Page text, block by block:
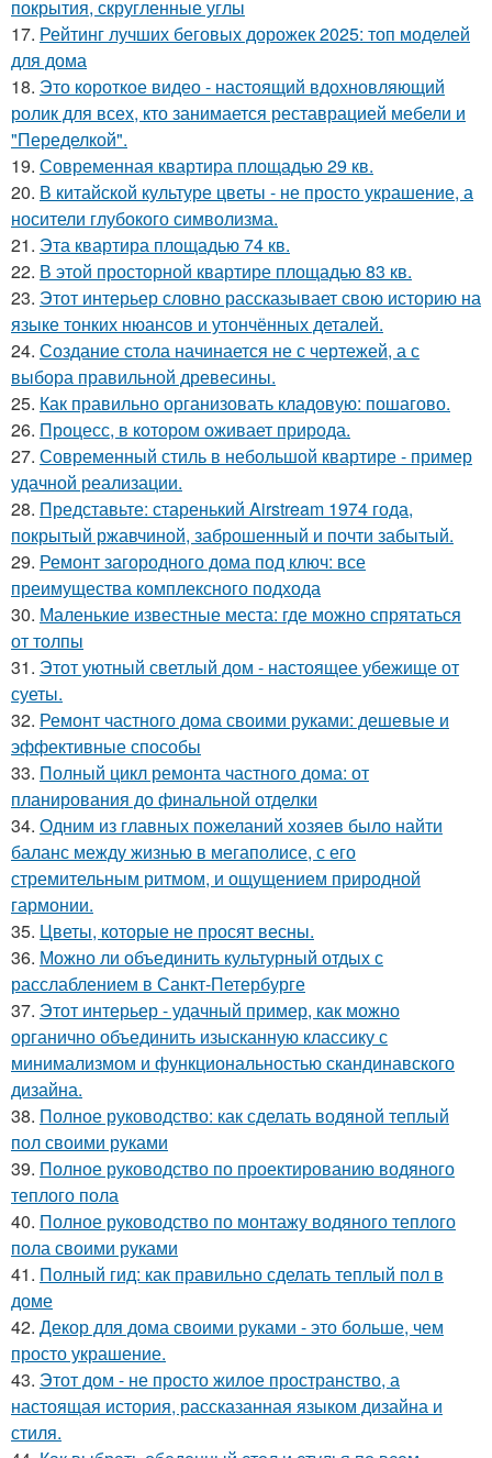
покрытия, скругленные углы
17. Рейтинг лучших беговых дорожек 2025: топ моделей
для дома
18. Это короткое видео - настоящий вдохновляющий
ролик для всех, кто занимается реставрацией мебели и
"Переделкой".
19. Современная квартира площадью 29 кв.
20. В китайской культуре цветы - не просто украшение, а
носители глубокого символизма.
21. Эта квартира площадью 74 кв.
22. В этой просторной квартире площадью 83 кв.
23. Этот интерьер словно рассказывает свою историю на
языке тонких нюансов и утончённых деталей.
24. Создание стола начинается не с чертежей, а с
выбора правильной древесины.
25. Как правильно организовать кладовую: пошагово.
26. Процесс, в котором оживает природа.
27. Современный стиль в небольшой квартире - пример
удачной реализации.
28. Представьте: старенький Airstream 1974 года,
покрытый ржавчиной, заброшенный и почти забытый.
29. Ремонт загородного дома под ключ: все
преимущества комплексного подхода
30. Маленькие известные места: где можно спрятаться
от толпы
31. Этот уютный светлый дом - настоящее убежище от
суеты.
32. Ремонт частного дома своими руками: дешевые и
эффективные способы
33. Полный цикл ремонта частного дома: от
планирования до финальной отделки
34. Одним из главных пожеланий хозяев было найти
баланс между жизнью в мегаполисе, с его
стремительным ритмом, и ощущением природной
гармонии.
35. Цветы, которые не просят весны.
36. Можно ли объединить культурный отдых с
расслаблением в Санкт-Петербурге
37. Этот интерьер - удачный пример, как можно
органично объединить изысканную классику с
минимализмом и функциональностью скандинавского
дизайна.
38. Полное руководство: как сделать водяной теплый
пол своими руками
39. Полное руководство по проектированию водяного
теплого пола
40. Полное руководство по монтажу водяного теплого
пола своими руками
41. Полный гид: как правильно сделать теплый пол в
доме
42. Декор для дома своими руками - это больше, чем
просто украшение.
43. Этот дом - не просто жилое пространство, а
настоящая история, рассказанная языком дизайна и
стиля.